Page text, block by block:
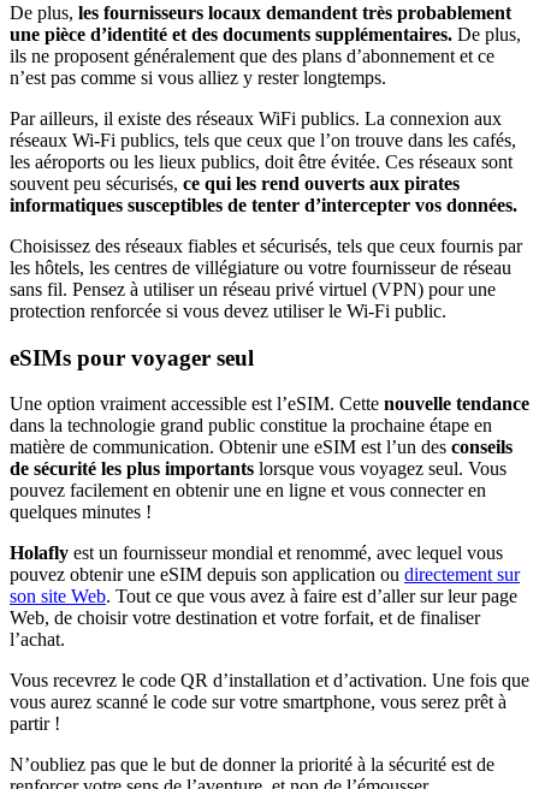
De plus, les fournisseurs locaux demandent très probablement
une pièce d’identité et des documents supplémentaires. De plus,
ils ne proposent généralement que des plans d’abonnement et ce
n’est pas comme si vous alliez y rester longtemps.
Par ailleurs, il existe des réseaux WiFi publics. La connexion aux
réseaux Wi-Fi publics, tels que ceux que l’on trouve dans les cafés,
les aéroports ou les lieux publics, doit être évitée. Ces réseaux sont
souvent peu sécurisés, ce qui les rend ouverts aux pirates
informatiques susceptibles de tenter d’intercepter vos données.
Choisissez des réseaux fiables et sécurisés, tels que ceux fournis par
les hôtels, les centres de villégiature ou votre fournisseur de réseau
sans fil. Pensez à utiliser un réseau privé virtuel (VPN) pour une
protection renforcée si vous devez utiliser le Wi-Fi public.
eSIMs pour voyager seul
Une option vraiment accessible est l’eSIM. Cette nouvelle tendance
dans la technologie grand public constitue la prochaine étape en
matière de communication. Obtenir une eSIM est l’un des conseils
de sécurité les plus importants lorsque vous voyagez seul. Vous
pouvez facilement en obtenir une en ligne et vous connecter en
quelques minutes !
Holafly est un fournisseur mondial et renommé, avec lequel vous
pouvez obtenir une eSIM depuis son application ou directement sur
son site Web. Tout ce que vous avez à faire est d’aller sur leur page
Web, de choisir votre destination et votre forfait, et de finaliser
l’achat.
Vous recevrez le code QR d’installation et d’activation. Une fois que
vous aurez scanné le code sur votre smartphone, vous serez prêt à
partir !
N’oubliez pas que le but de donner la priorité à la sécurité est de